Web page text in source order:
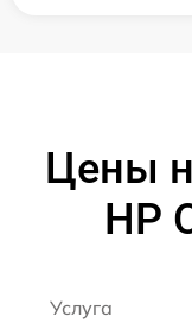
Цены
HP
Услуга